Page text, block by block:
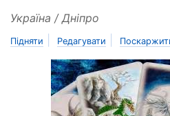
Україна / Дніпро
Підняти Редагувати